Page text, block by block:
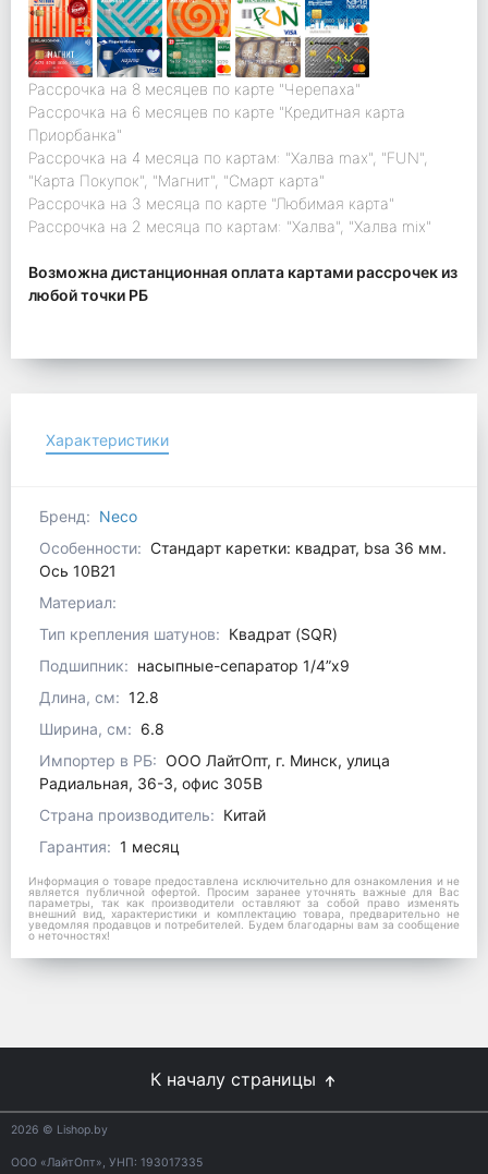
Рассрочка на 8 месяцев по карте "Черепаха"
Рассрочка на 6 месяцев по карте "Кредитная карта
Приорбанка"
Рассрочка на 4 месяца по картам: "Халва max", "FUN",
"Карта Покупок", "Магнит", "Смарт карта"
Рассрочка на 3 месяца по карте "Любимая карта"
Рассрочка на 2 месяца по картам: "Халва", "Халва mix"
Возможна дистанционная оплата картами рассрочек из
любой точки РБ
Характеристики
Бренд: Neco
Особенности: Стандарт каретки: квадрат, bsa 36 мм.
Ось 10В21
Материал:
Тип крепления шатунов: Квадрат (SQR)
Подшипник: насыпные-сепаратор 1/4”x9
Длина, см: 12.8
Ширина, см: 6.8
Импортер в РБ: ООО ЛайтОпт, г. Минск, улица
Радиальная, 36-3, офис 305В
Страна производитель: Китай
Гарантия: 1 месяц
Информация о товаре предоставлена исключительно для ознакомления и не
является публичной офертой. Просим заранее уточнять важные для Вас
параметры, так как производители оставляют за собой право изменять
внешний вид, характеристики и комплектацию товара, предварительно не
уведомляя продавцов и потребителей. Будем благодарны вам за сообщение
о неточностях!
К началу страницы
2026 © Lishop.by
ООО «ЛайтОпт», УНП: 193017335